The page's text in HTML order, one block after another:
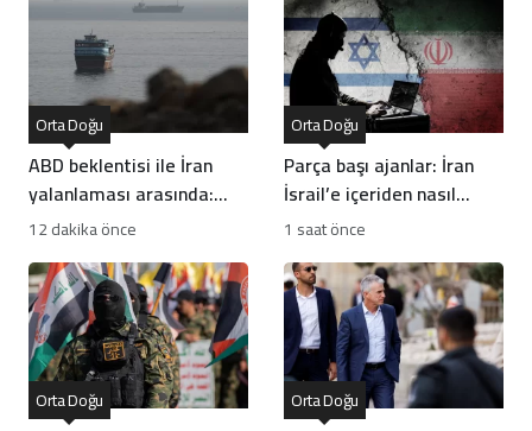
ABD beklentisi ile İran
yalanlaması arasında:
Hürmüz anlaşması yakın
Orta Doğu
12 dakika önce
Parça başı ajanlar: İran
İsrail’e içeriden nasıl
sızıyor?
Orta Doğu
1 saat önce
Orta Doğu Orta Doğu